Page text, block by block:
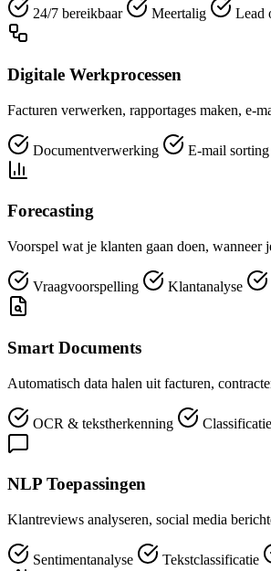
24/7 bereikbaar Meertalig Lead
Digitale Werkprocessen
Facturen verwerken, rapportages maken, e-
Documentverwerking E-mail sorting
Forecasting
Voorspel wat je klanten gaan doen,
Vraagvoorspelling Klantanalyse
Smart Documents
Automatisch data halen uit facturen,
OCR & tekstherkenning Classificatie
NLP Toepassingen
Klantreviews analyseren, social media
Sentimentanalyse Tekstclassificatie